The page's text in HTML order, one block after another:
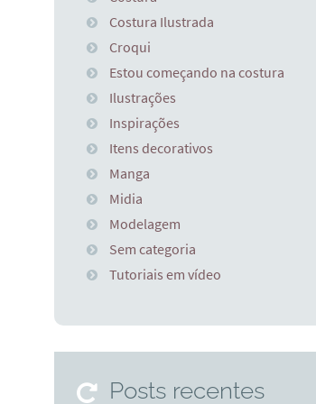
Costura Ilustrada
Croqui
Estou começando na costura
Ilustrações
Inspirações
Itens decorativos
Manga
Midia
Modelagem
Sem categoria
Tutoriais em vídeo
Posts recentes